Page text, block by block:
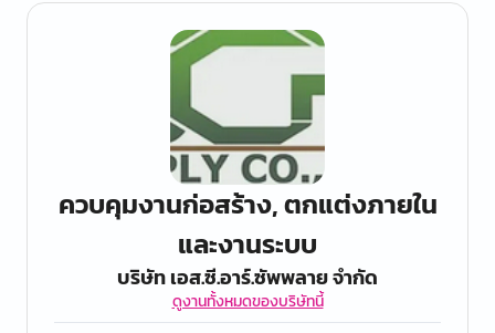
ควบคุมงานก่อสร้าง, ตกแต่งภายใน
และงานระบบ
บริษัท เอส.ซี.อาร์.ซัพพลาย จำกัด
ดูงานทั้งหมดของบริษัทนี้